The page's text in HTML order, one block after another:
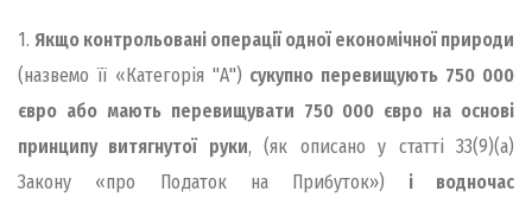
1. Якщо контрольовані операції одної економічної природи
(назвемо її «Категорія "А") сукупно перевищують 750 000
євро або мають перевищувати 750 000 євро на основі
принципу витягнутої руки, (як описано у статті 33(9)(a)
Закону «про Податок на Прибуток») і водночас